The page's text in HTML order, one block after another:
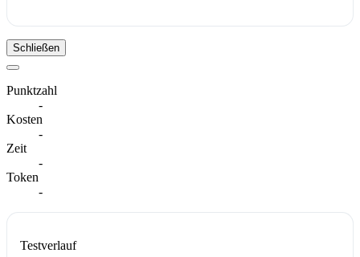
Schließen
Punktzahl
-
Kosten
-
Zeit
-
Token
-
Testverlauf